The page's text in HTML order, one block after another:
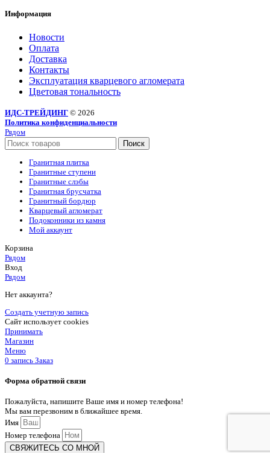
Информация
Новости
Оплата
Доставка
Контакты
Эксплуатация кварцевого агломерата
Цветовая тональность
ИДС-ТРЕЙДИНГ © 2026
Политика конфиденциальности
Рядом
Поиск
Гранитная плитка
Гранитные ступени
Гранитные слэбы
Гранитная брусчатка
Гранитный бордюр
Кварцевый агломерат
Подоконники из камня
Мой аккаунт
Корзина
Рядом
Вход
Рядом
Нет аккаунта?
Создать учетную запись
Сайт использует cookies
Принимать
Магазин
Меню
0 запись Заказ
Форма обратной связи
Пожалуйста, напишите Ваше имя и номер телефона!
Мы вам перезвоним в ближайшее время.
Имя
Номер телефона
СВЯЖИТЕСЬ СО МНОЙ